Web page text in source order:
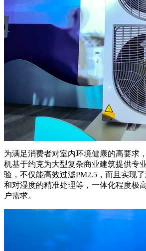
为满足消费者对室内环境健康的高要求
机基于约克为大型复杂商业建筑提供专
验，不仅能高效过滤PM2.5，而且实现
和对湿度的精准处理等，一体化程度极
户需求。